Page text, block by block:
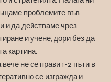
проблемите във
и да действаме чрез
и учене, дори без да
картина.
вече не се прави 1-2 пъти в
се изгражда и